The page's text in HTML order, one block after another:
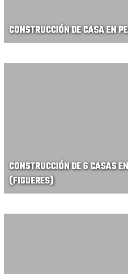
CONSTRUCCIÓN DE CASA EN
CONSTRUCCIÓN DE 6 CASAS
(FIGUERES)